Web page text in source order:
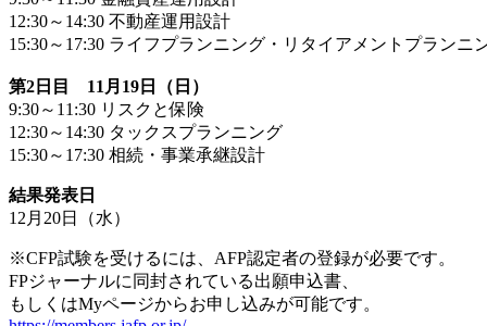
12:30～14:30 不動産運用設計
15:30～17:30 ライフプランニング・リタイアメントプランニ
第2日目 11月19日（日）
9:30～11:30 リスクと保険
12:30～14:30 タックスプランニング
15:30～17:30 相続・事業承継設計
結果発表日
12月20日（水）
※CFP試験を受けるには、AFP認定者の登録が必要です。
FPジャーナルに同封されている出願申込書、
もしくはMyページからお申し込みが可能です。